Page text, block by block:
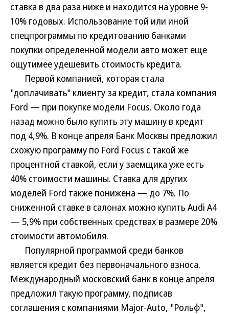
ставка в два раза ниже и находится на уровне 9-
10% годовых. Использование той или иной
спецпрограммы по кредитованию банками
покупки определенной модели авто может еще
ощутимее удешевить стоимость кредита.
Первой компанией, которая стала
"доплачивать" клиенту за кредит, стала компания
Ford — при покупке модели Focus. Около года
назад можно было купить эту машину в кредит
под 4,9%. В конце апреля Банк Москвы предложил
схожую программу по Ford Focus с такой же
процентной ставкой, если у заемщика уже есть
40% стоимости машины. Ставка для других
моделей Ford также понижена — до 7%. По
сниженной ставке в салонах можно купить Audi A4
— 5,9% при собственных средствах в размере 20%
стоимости автомобиля.
Популярной программой среди банков
является кредит без первоначального взноса.
Международный московский банк в конце апреля
предложил такую программу, подписав
соглашения с компаниями Major-Auto, "Рольф",